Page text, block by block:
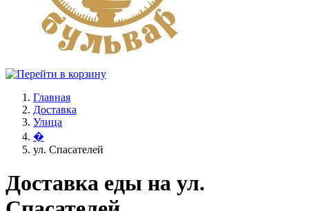
Главная
Доставка
Улица
�
ул. Спасателей
Доставка еды на ул.